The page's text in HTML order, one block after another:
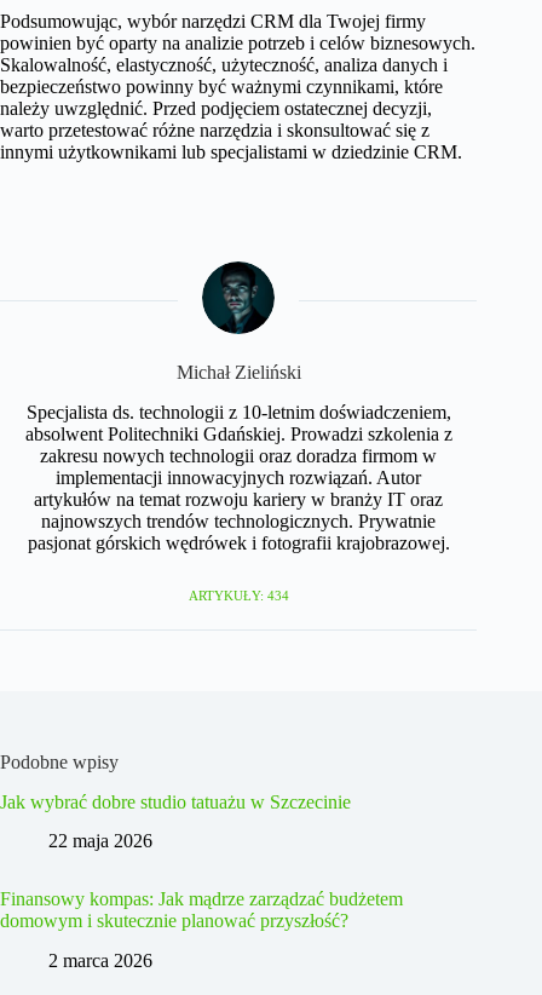
Podsumowując, wybór narzędzi CRM dla Twojej firmy
powinien być oparty na analizie potrzeb i celów biznesowych.
Skalowalność, elastyczność, użyteczność, analiza danych i
bezpieczeństwo powinny być ważnymi czynnikami, które
należy uwzględnić. Przed podjęciem ostatecznej decyzji,
warto przetestować różne narzędzia i skonsultować się z
innymi użytkownikami lub specjalistami w dziedzinie CRM.
Michał Zieliński
Specjalista ds. technologii z 10-letnim doświadczeniem,
absolwent Politechniki Gdańskiej. Prowadzi szkolenia z
zakresu nowych technologii oraz doradza firmom w
implementacji innowacyjnych rozwiązań. Autor
artykułów na temat rozwoju kariery w branży IT oraz
najnowszych trendów technologicznych. Prywatnie
pasjonat górskich wędrówek i fotografii krajobrazowej.
ARTYKUŁY: 434
Podobne wpisy
Jak wybrać dobre studio tatuażu w Szczecinie
22 maja 2026
Finansowy kompas: Jak mądrze zarządzać budżetem
domowym i skutecznie planować przyszłość?
2 marca 2026